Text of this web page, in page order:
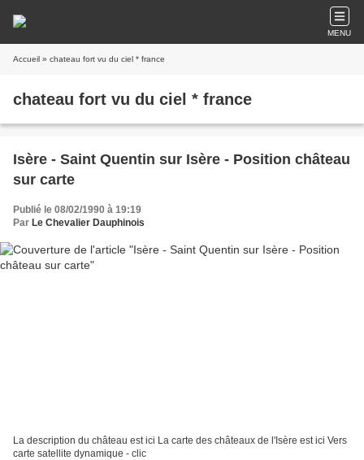
MENU
Accueil » chateau fort vu du ciel * france
chateau fort vu du ciel * france
Isère - Saint Quentin sur Isère - Position château
sur carte
Publié le 08/02/1990 à 19:19
Par Le Chevalier Dauphinois
La description du château est ici La carte des châteaux de l'Isère est ici Vers
carte satellite dynamique - clic